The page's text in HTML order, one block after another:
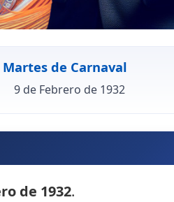
Martes de Carnaval
9 de Febrero de 1932
de 1932.